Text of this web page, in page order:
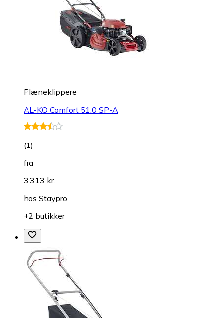
Plæneklippere
AL-KO Comfort 51.0 SP-A
(1)
fra
3.313 kr.
hos Staypro
+2 butikker